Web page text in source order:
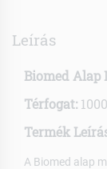
Leírás
Biomed Alap
Térfogat:
Termék
A Biomed alap